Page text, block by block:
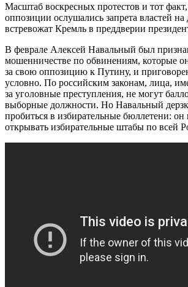
Масштаб воскресных протестов и тот
оппозиции ослушались запрета властей
встревожат Кремль в преддверии
В феврале Алексей Навальный был
мошенничестве по обвинениям, которые
за свою оппозицию к Путину, и
условно. По российским законам, лица,
за уголовные преступления, не могут
выборные должности. Но Навальный
пробиться в избирательные бюллетени: он
открывать избирательные штабы по всей